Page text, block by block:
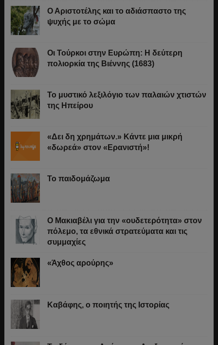
Ο Αριστοτέλης και το αδιάσπαστο της
ψυχής με το σώμα
Οι Τούρκοι στην Ευρώπη: Η δεύτερη
πολιορκία της Βιέννης (1683)
Το μυστικό λεξιλόγιο των παλαιών χτιστών
της Ηπείρου
«Δει δη χρημάτων.» Κάντε μια μικρή
«δωρεά» στον «Ερανιστή»!
Το παιδομάζωμα
O Μακιαβέλι για την «ουδετερότητα» στον
πόλεμο, τα εθνικά στρατεύματα και τις
συμμαχίες
«Άχθος αρούρης»
Καβάφης, ο ποιητής της Ιστορίας